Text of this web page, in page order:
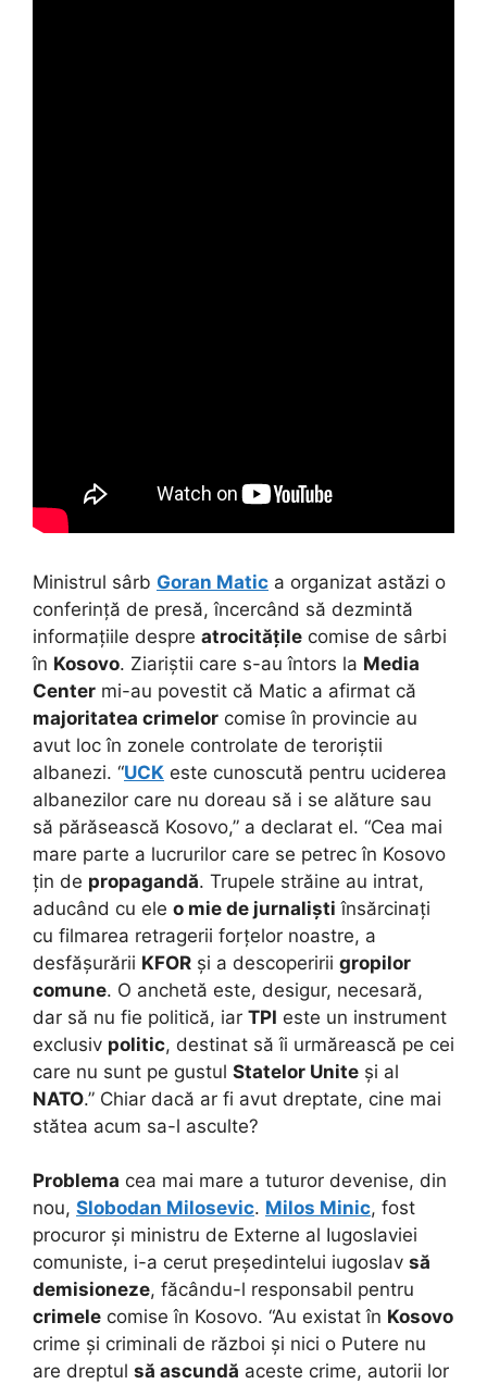
Ministrul sârb Goran Matic a organizat astăzi o
conferință de presă, încercând să dezmintă
informațiile despre atrocitățile comise de sârbi
în Kosovo. Ziariștii care s-au întors la Media
Center mi-au povestit că Matic a afirmat că
majoritatea crimelor comise în provincie au
avut loc în zonele controlate de teroriștii
albanezi. “UCK este cunoscută pentru uciderea
albanezilor care nu doreau să i se alăture sau
să părăsească Kosovo,” a declarat el. “Cea mai
mare parte a lucrurilor care se petrec în Kosovo
țin de propagandă. Trupele străine au intrat,
aducând cu ele o mie de jurnaliști însărcinați
cu filmarea retragerii forțelor noastre, a
desfășurării KFOR și a descoperirii gropilor
comune. O anchetă este, desigur, necesară,
dar să nu fie politică, iar TPI este un instrument
exclusiv politic, destinat să îi urmărească pe cei
care nu sunt pe gustul Statelor Unite și al
NATO.” Chiar dacă ar fi avut dreptate, cine mai
stătea acum sa-l asculte?
Problema cea mai mare a tuturor devenise, din
nou, Slobodan Milosevic. Milos Minic, fost
procuror și ministru de Externe al Iugoslaviei
comuniste, i-a cerut președintelui iugoslav să
demisioneze, făcându-l responsabil pentru
crimele comise în Kosovo. “Au existat în Kosovo
crime și criminali de război și nici o Putere nu
are dreptul să ascundă aceste crime, autorii lor